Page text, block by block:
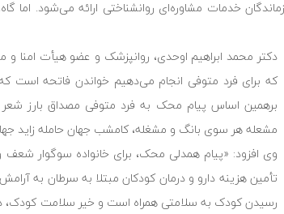
خدمات مشاوره‌ای روانشناختی ارائه می‌شود. اما
دکتر محمد ابراهیم اوحدی، روانپزشک و عضو هیأت امنا
که برای فرد متوفی انجام می‌دهیم خواندن فاتحه است
برهمین اساس پیام محک به فرد متوفی مصداق بارز
مشعله هر سوی بانگ و مشغله، کامشب جهان حامله زاید
وی افزود: «پیام همدلی محک، برای خانواده سوگوار شعف و
تأمین هزینه دارو و درمان کودکان مبتلا به سرطان به
رسیدن کودک به سلامتی همراه است و خیر سلامت کودک،